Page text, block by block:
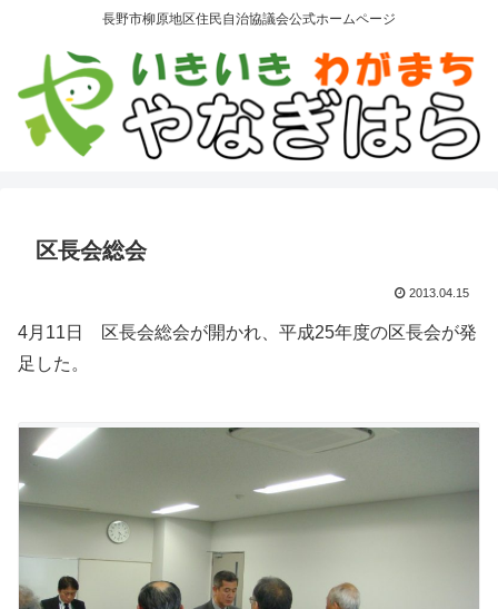
長野市柳原地区住民自治協議会公式ホームページ
区長会総会
2013.04.15
4月11日 区長会総会が開かれ、平成25年度の区長会が発
足した。